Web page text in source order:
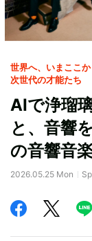
世界へ、いまここ
次世代の才能たち
AIで浄瑠
と、音響
の音響音
2026.05.25 Mon